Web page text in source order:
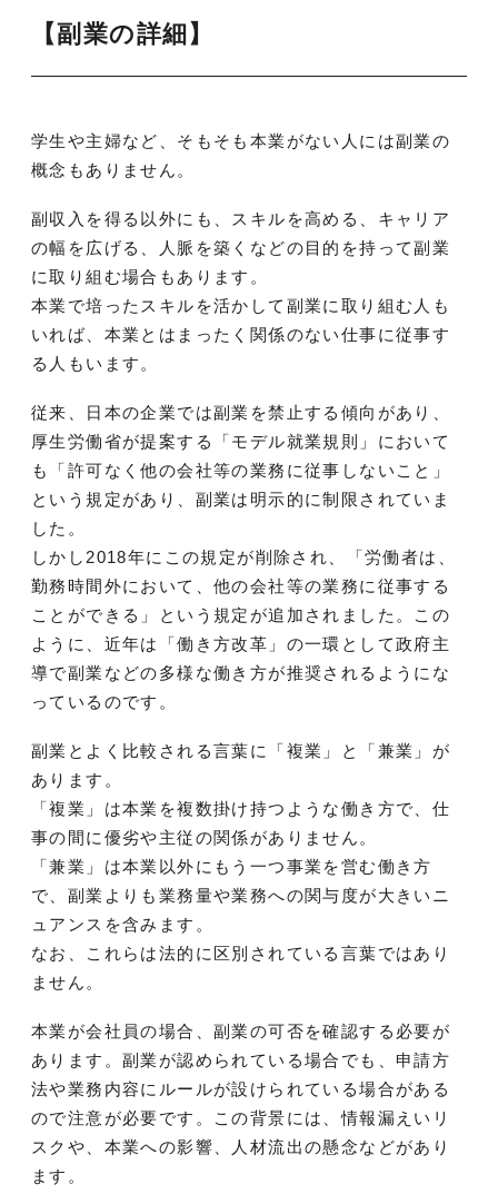
【副業の詳細】
学生や主婦など、そもそも本業がない人には副業の
概念もありません。
副収入を得る以外にも、スキルを高める、キャリア
の幅を広げる、人脈を築くなどの目的を持って副業
に取り組む場合もあります。
本業で培ったスキルを活かして副業に取り組む人も
いれば、本業とはまったく関係のない仕事に従事す
る人もいます。
従来、日本の企業では副業を禁止する傾向があり、
厚生労働省が提案する「モデル就業規則」において
も「許可なく他の会社等の業務に従事しないこと」
という規定があり、副業は明示的に制限されていま
した。
しかし2018年にこの規定が削除され、「労働者は、
勤務時間外において、他の会社等の業務に従事する
ことができる」という規定が追加されました。この
ように、近年は「働き方改革」の一環として政府主
導で副業などの多様な働き方が推奨されるようにな
っているのです。
副業とよく比較される言葉に「複業」と「兼業」が
あります。
「複業」は本業を複数掛け持つような働き方で、仕
事の間に優劣や主従の関係がありません。
「兼業」は本業以外にもう一つ事業を営む働き方
で、副業よりも業務量や業務への関与度が大きいニ
ュアンスを含みます。
なお、これらは法的に区別されている言葉ではあり
ません。
本業が会社員の場合、副業の可否を確認する必要が
あります。副業が認められている場合でも、申請方
法や業務内容にルールが設けられている場合がある
ので注意が必要です。この背景には、情報漏えいリ
スクや、本業への影響、人材流出の懸念などがあり
ます。